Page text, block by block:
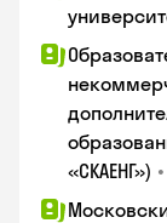
«СКАЕНГ») •